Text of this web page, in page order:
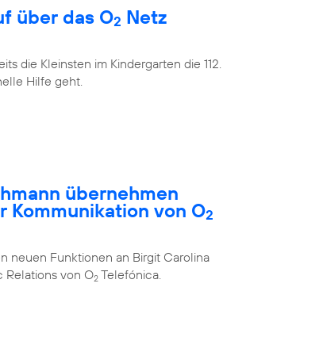
über das O2 Netz
die Kleinsten im Kindergarten die 112.
Hilfe geht.
übernehmen
Kommunikation von O2
neuen Funktionen an Birgit Carolina
Relations von O2 Telefónica.